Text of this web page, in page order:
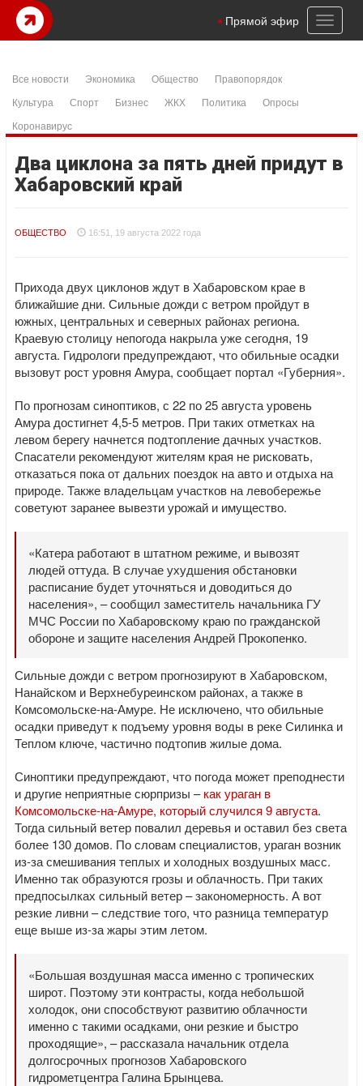
Toggle
Прямой эфир
Все новости Экономика Общество
Правопорядок
Культура
Спорт Бизнес ЖКХ Политика
Опросы
Коронавирус
Два циклона за пять дней придут в
Хабаровский край
ОБЩЕСТВО 16:51, 19 августа 2022 года
Прихода двух циклонов ждут в Хабаровском крае в
ближайшие дни. Сильные дожди с ветром пройдут в
южных, центральных и северных районах региона.
Краевую столицу непогода накрыла уже сегодня, 19
августа. Гидрологи предупреждают, что обильные осадки
вызовут рост уровня Амура, сообщает портал «Губерния».
По прогнозам синоптиков, с 22 по 25 августа уровень
Амура достигнет 4,5-5 метров. При таких отметках на
левом берегу начнется подтопление дачных участков.
Спасатели рекомендуют жителям края не рисковать,
отказаться пока от дальних поездок на авто и отдыха на
природе. Также владельцам участков на левобережье
советуют заранее вывезти урожай и имущество.
«Катера работают в штатном режиме, и вывозят
людей оттуда. В случае ухудшения обстановки
расписание будет уточняться и доводиться до
населения», – сообщил заместитель начальника ГУ
МЧС России по Хабаровскому краю по гражданской
обороне и защите населения Андрей Прокопенко.
Сильные дожди с ветром прогнозируют в Хабаровском,
Нанайском и Верхнебуреинском районах, а также в
Комсомольске-на-Амуре. Не исключено, что обильные
осадки приведут к подъему уровня воды в реке Силинка и
Теплом ключе, частично подтопив жилые дома.
Синоптики предупреждают, что погода может преподнести
и другие неприятные сюрпризы –как ураган в
Комсомольске-на-Амуре, который случился 9 августа.
Тогда сильный ветер повалил деревья и оставил без света
более 130 домов. По словам специалистов, ураган возник
из-за смешивания теплых и холодных воздушных масс.
Именно так образуются грозы и облачность. При таких
предпосылках сильный ветер – закономерность. А вот
резкие ливни – следствие того, что разница температур
еще выше из-за жары этим летом.
«Большая воздушная масса именно с тропических
широт. Поэтому эти контрасты, когда небольшой
холодок, они способствуют развитию облачности
именно с такими осадками, они резкие и быстро
проходящие», – рассказала начальник отдела
долгосрочных прогнозов Хабаровского
гидрометцентра Галина Брынцева.